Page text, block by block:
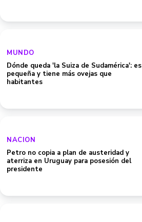
MUNDO
Dónde queda 'la Suiza de Sudamérica': es
pequeña y tiene más ovejas que
habitantes
NACION
Petro no copia a plan de austeridad y
aterriza en Uruguay para posesión del
presidente